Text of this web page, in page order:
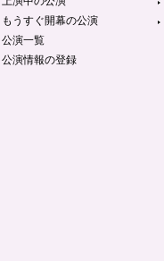
もうすぐ開幕の公演
公演一覧
公演情報の登録